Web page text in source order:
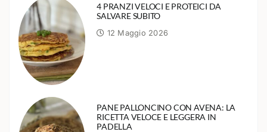
4 PRANZI VELOCI E PROTEICI DA
SALVARE SUBITO
12 Maggio 2026
PANE PALLONCINO CON AVENA: LA
RICETTA VELOCE E LEGGERA IN
PADELLA